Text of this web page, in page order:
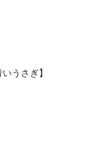
うさぎ】